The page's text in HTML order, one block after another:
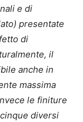
e di
presentate
di
il
anche in
massima
le finiture
diversi